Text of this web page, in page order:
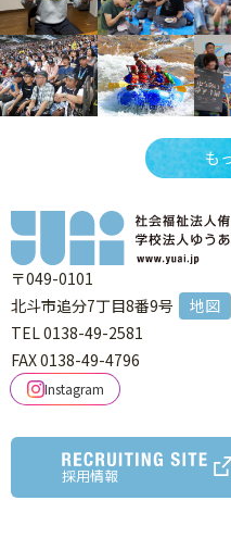
も
〒049-0101
北斗市追分7丁目8番9号
地図
TEL 0138-49-2581
FAX 0138-49-4796
Instagram
採用情報